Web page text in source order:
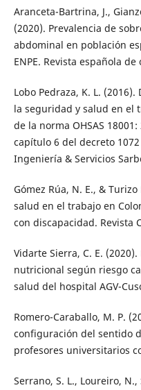
Aranceta-Bartrina, J.,
(2020). Prevalencia de
abdominal en población
ENPE. Revista española
Lobo Pedraza, K. L.
la seguridad y salud en el
de la norma OHSAS
capítulo 6 del decreto
Ingeniería & Servicios
Gómez Rúa, N. E., &
salud en el trabajo en
con discapacidad. Revista
Vidarte Sierra, C. E.
nutricional según riesgo
salud del hospital AGV-
Romero-Caraballo, M. P.
configuración del sentido
profesores universitarios
Serrano, S. L., Loureiro,